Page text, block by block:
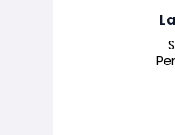
kepada